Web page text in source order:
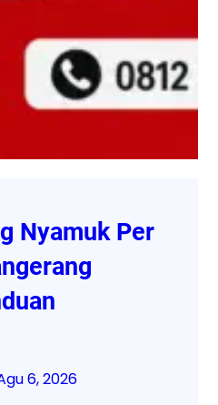
Nyamuk Per
6, 2026